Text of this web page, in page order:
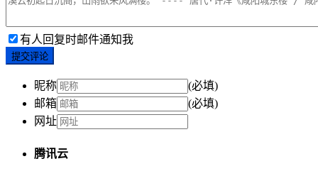
有人回复时邮件通知我
提交评论
昵称
(必填)
邮箱
(必填)
网址
腾讯云